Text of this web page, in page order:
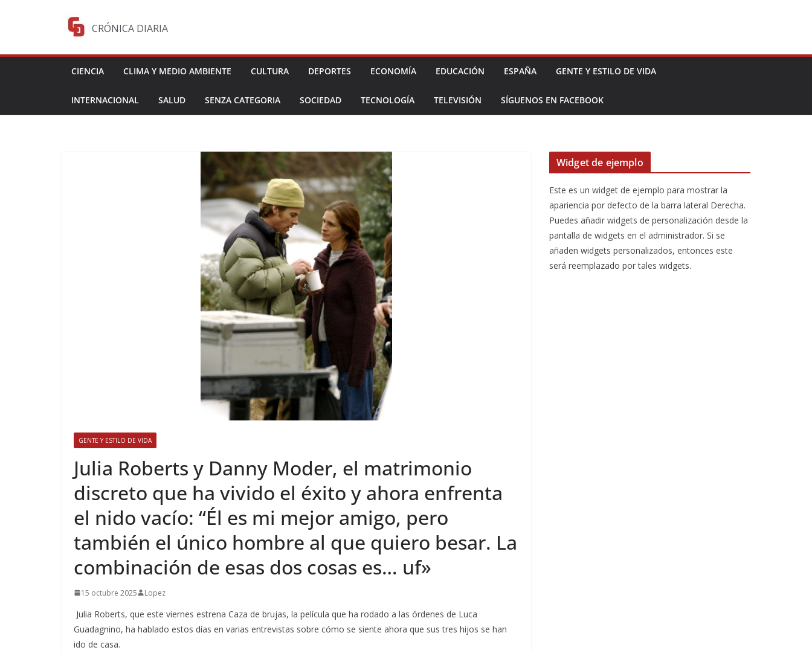
CRÓNICA DIARIA
CIENCIA CLIMA Y MEDIO AMBIENTE CULTURA DEPORTES ECONOMÍA EDUCACIÓN ESPAÑA GENTE Y ESTILO DE VIDA
INTERNACIONAL SALUD SENZA CATEGORIA SOCIEDAD TECNOLOGÍA TELEVISIÓN SÍGUENOS EN FACEBOOK
GENTE Y ESTILO DE VIDA
​Julia Roberts y Danny Moder, el matrimonio
discreto que ha vivido el éxito y ahora enfrenta
el nido vacío: “Él es mi mejor amigo, pero
también el único hombre al que quiero besar. La
combinación de esas dos cosas es… uf»
15 octubre 2025 Lopez
Julia Roberts, que este viernes estrena Caza de brujas, la película que ha rodado a las órdenes de Luca
Guadagnino, ha hablado estos días en varias entrevistas sobre cómo se siente ahora que sus tres hijos se han
ido de casa.
Widget de ejemplo
Este es un widget de ejemplo para mostrar la
apariencia por defecto de la barra lateral Derecha.
Puedes añadir widgets de personalización desde la
pantalla de widgets en el administrador. Si se
añaden widgets personalizados, entonces este
será reemplazado por tales widgets.